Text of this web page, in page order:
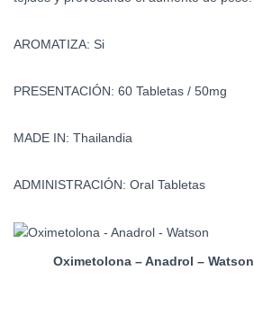
AROMATIZA: Si
PRESENTACIÓN: 60 Tabletas / 50mg
MADE IN: Thailandia
ADMINISTRACIÓN: Oral Tabletas
Oximetolona – Anadrol – Watson